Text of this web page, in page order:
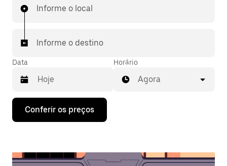
Informe o local
Informe o destino
Data
Pressione
seta
interagir
Horário
Agora
Conferir os preços